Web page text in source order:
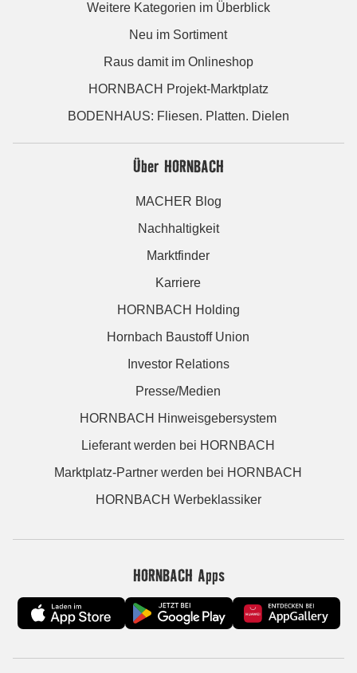
Weitere Kategorien im Überblick
Neu im Sortiment
Raus damit im Onlineshop
HORNBACH Projekt-Marktplatz
BODENHAUS: Fliesen. Platten. Dielen
Über HORNBACH
MACHER Blog
Nachhaltigkeit
Marktfinder
Karriere
HORNBACH Holding
Hornbach Baustoff Union
Investor Relations
Presse/Medien
HORNBACH Hinweisgebersystem
Lieferant werden bei HORNBACH
Marktplatz-Partner werden bei HORNBACH
HORNBACH Werbeklassiker
HORNBACH Apps